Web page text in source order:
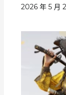
2026 年 5 月